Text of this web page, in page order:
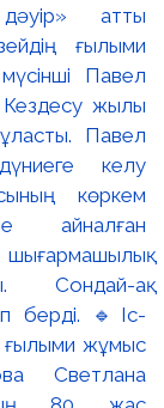
атты
ғылыми
мүсінші Павел
жылы
Павел
келу
көркем
айналған
Сондай-ақ
берді. 🔹Іс-
ғылыми жұмыс
Светлана